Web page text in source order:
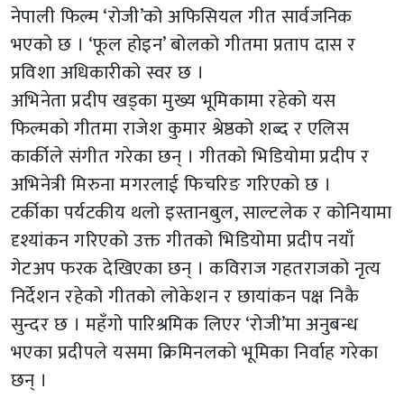
नेपाली फिल्म ‘रोजी’को अफिसियल गीत सार्वजनिक
भएको छ । ‘फूल होइन’ बोलको गीतमा प्रताप दास र
प्रविशा अधिकारीको स्वर छ ।
अभिनेता प्रदीप खड्का मुख्य भूमिकामा रहेको यस
फिल्मको गीतमा राजेश कुमार श्रेष्ठको शब्द र एलिस
कार्कीले संगीत गरेका छन् । गीतको भिडियोमा प्रदीप र
अभिनेत्री मिरुना मगरलाई फिचरिङ गरिएको छ ।
टर्कीका पर्यटकीय थलो इस्तानबुल, साल्टलेक र कोनियामा
दृश्यांकन गरिएको उक्त गीतको भिडियोमा प्रदीप नयाँ
गेटअप फरक देखिएका छन् । कविराज गहतराजको नृत्य
निर्देशन रहेको गीतको लोकेशन र छायांकन पक्ष निकै
सुन्दर छ । महँगो पारिश्रमिक लिएर ‘रोजी’मा अनुबन्ध
भएका प्रदीपले यसमा क्रिमिनलको भूमिका निर्वाह गरेका
छन् ।